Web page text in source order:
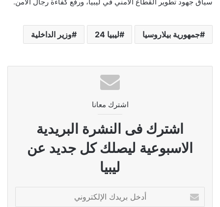
جمهورية بيلاروسيا ليبيا 24 وزير الداخلية
اشترك معانا
اشترك فى النشرة البريدية
الاسبوعية ليصلك كل جديد عن
ليبيا
بريدك